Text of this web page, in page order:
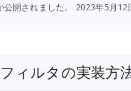
開されました。 2023年5月12
ィルタの実装方